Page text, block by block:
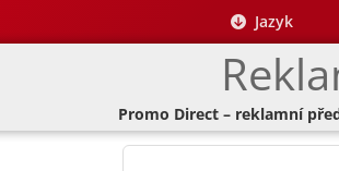
Jazyk
Promo Direct – reklamní